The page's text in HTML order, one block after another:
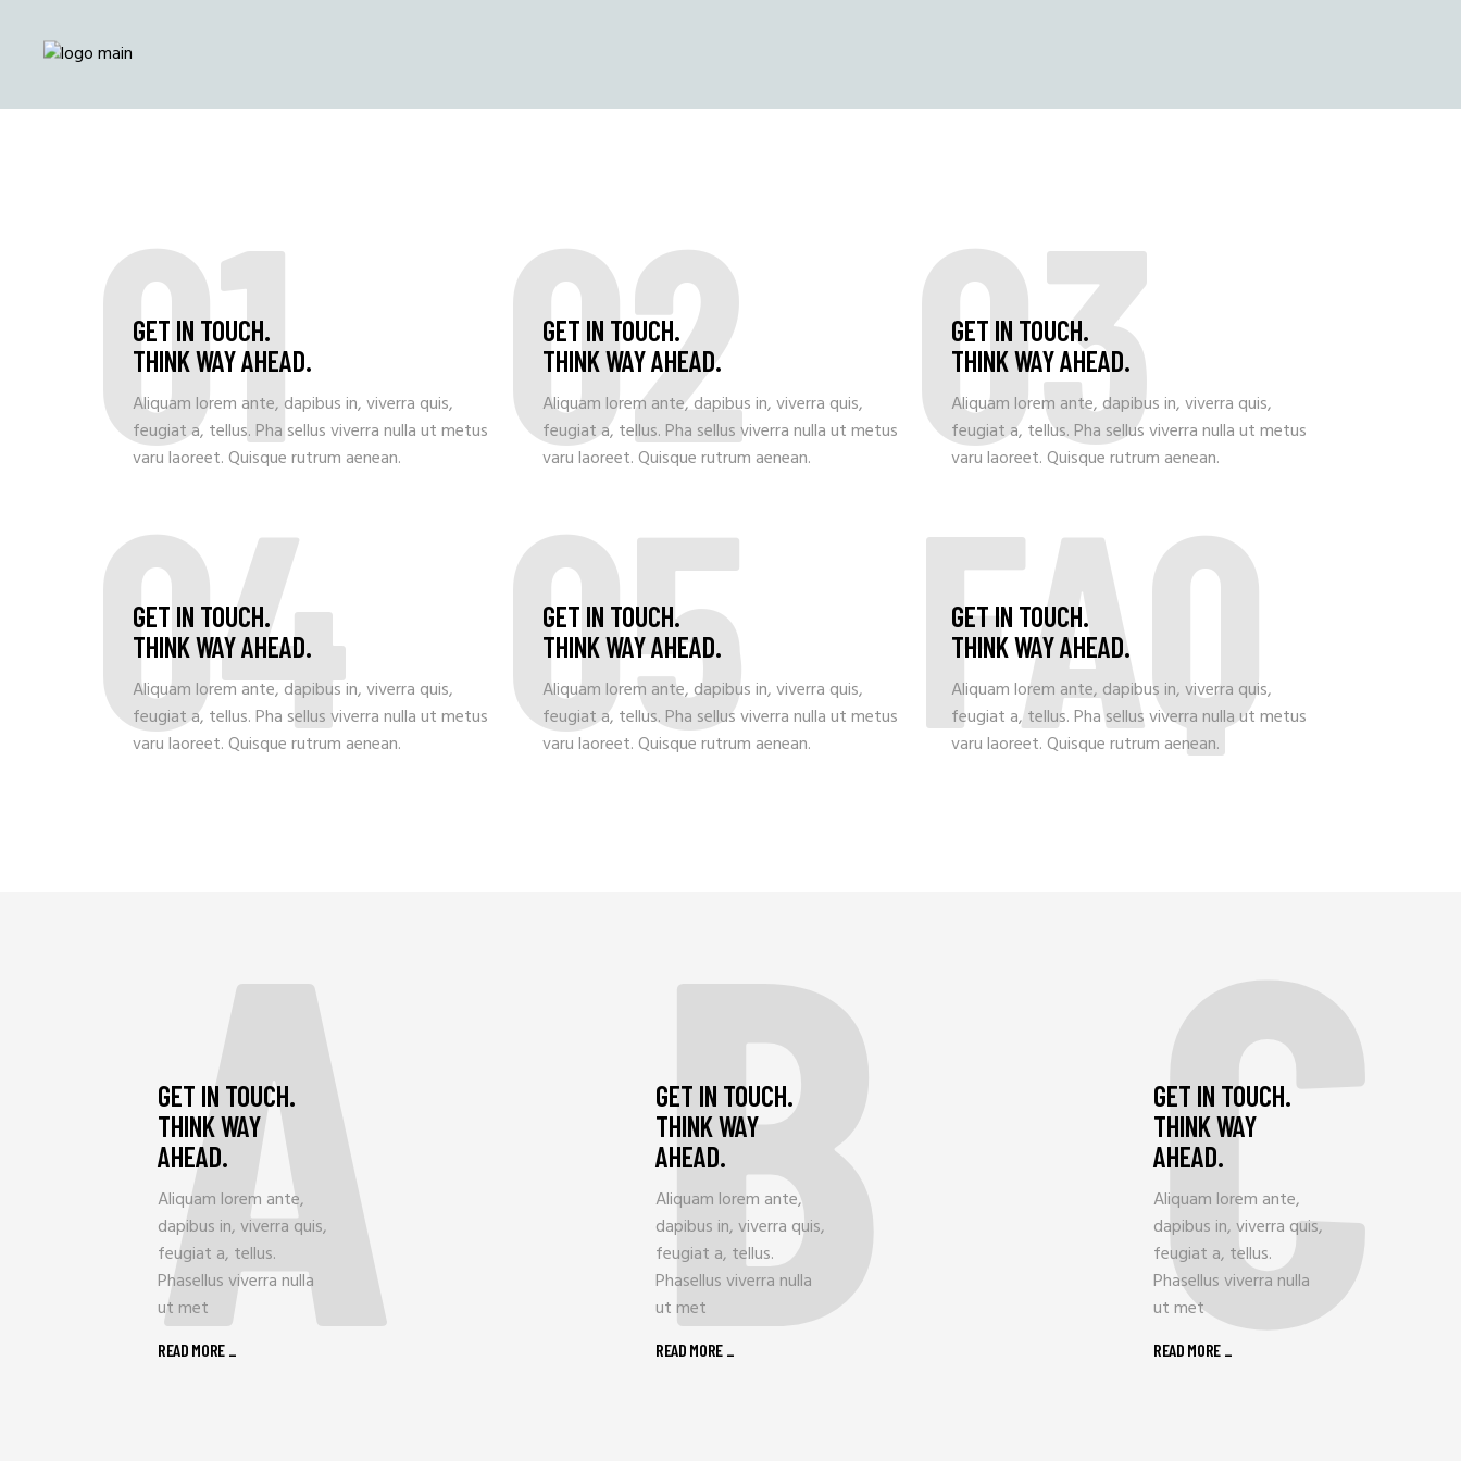
01
GET IN TOUCH.
THINK WAY AHEAD.
Aliquam lorem ante, dapibus in, viverra quis,
feugiat a, tellus. Pha sellus viverra nulla ut metus
varu laoreet. Quisque rutrum aenean.
02
GET IN TOUCH.
THINK WAY AHEAD.
Aliquam lorem ante, dapibus in, viverra quis,
feugiat a, tellus. Pha sellus viverra nulla ut metus
varu laoreet. Quisque rutrum aenean.
03
GET IN TOUCH.
THINK WAY AHEAD.
Aliquam lorem ante, dapibus in, viverra quis,
feugiat a, tellus. Pha sellus viverra nulla ut metus
varu laoreet. Quisque rutrum aenean.
04
GET IN TOUCH.
THINK WAY AHEAD.
Aliquam lorem ante, dapibus in, viverra quis,
feugiat a, tellus. Pha sellus viverra nulla ut metus
varu laoreet. Quisque rutrum aenean.
05
GET IN TOUCH.
THINK WAY AHEAD.
Aliquam lorem ante, dapibus in, viverra quis,
feugiat a, tellus. Pha sellus viverra nulla ut metus
varu laoreet. Quisque rutrum aenean.
FAQ
GET IN TOUCH.
THINK WAY AHEAD.
Aliquam lorem ante, dapibus in, viverra quis,
feugiat a, tellus. Pha sellus viverra nulla ut metus
varu laoreet. Quisque rutrum aenean.
A
GET IN TOUCH.
THINK WAY
AHEAD.
Aliquam lorem ante,
dapibus in, viverra quis,
feugiat a, tellus.
Phasellus viverra nulla
ut met
READ MORE _ B
GET IN TOUCH.
THINK WAY
AHEAD.
Aliquam lorem ante,
dapibus in, viverra quis,
feugiat a, tellus.
Phasellus viverra nulla
ut met
READ MORE _ C
GET IN TOUCH.
THINK WAY
AHEAD.
Aliquam lorem ante,
dapibus in, viverra quis,
feugiat a, tellus.
Phasellus viverra nulla
ut met
READ MORE _